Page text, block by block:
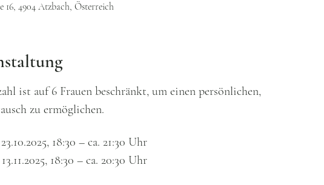
16, 4904 Atzbach, Österreich
ist auf 6 Frauen beschränkt, um einen persönlichen,
zu ermöglichen.
18:30 – ca. 21:30 Uhr
18:30 – ca. 20:30 Uhr